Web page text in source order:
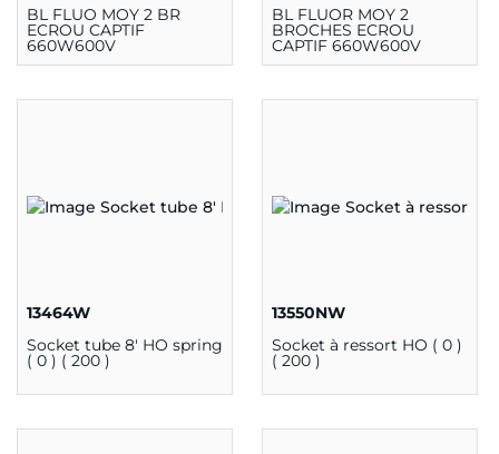
BL FLUO MOY 2 BR
ECROU CAPTIF
660W600V
BL FLUOR MOY 2
BROCHES ECROU
CAPTIF 660W600V
13464W
Socket tube 8' HO spring
( 0 ) ( 200 )
13550NW
Socket à ressort HO ( 0 )
( 200 )